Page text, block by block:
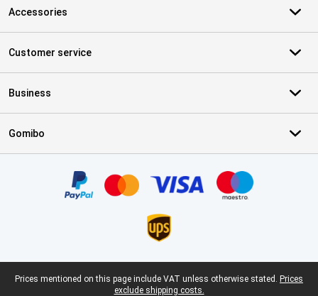
Accessories
Customer service
Business
Gomibo
Legal footer
Prices mentioned on this page include VAT unless otherwise stated. Prices
exclude shipping costs.